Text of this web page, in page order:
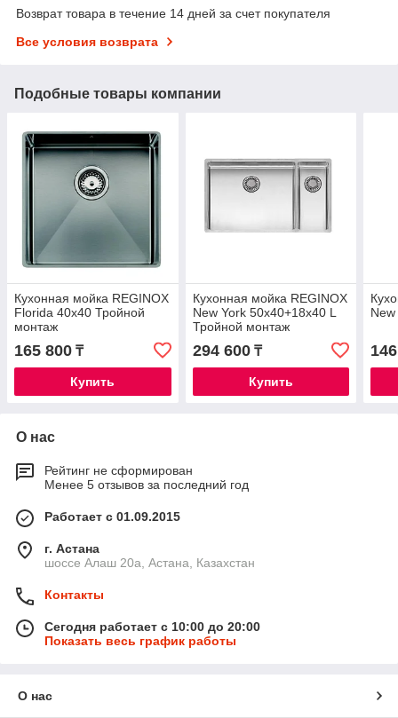
Возврат товара в течение 14 дней за счет покупателя
Все условия возврата
Подобные товары компании
Кухонная мойка REGINOX
Florida 40x40 Тройной
монтаж
165 800 ₸
Купить
Кухонная мойка REGINOX
New York 50x40+18x40 L
Тройной монтаж
294 600₸
Купить
О нас
Рейтинг не сформирован
Менее 5 отзывов за последний год
Работает с 01.09.2015
г. Астана
шоссе Алаш 20а, Астана, Казахстан
Контакты
Сегодня работает с 10:00 до 20:00
Показать весь график работы
О нас